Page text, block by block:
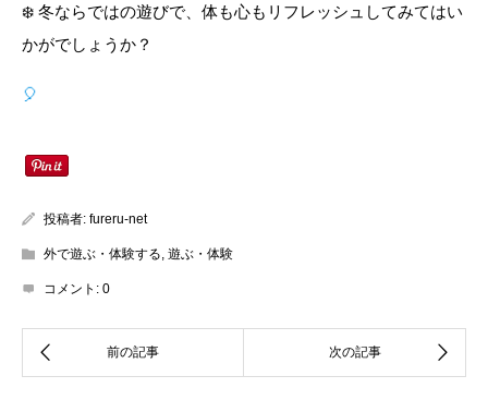
❄️ 冬ならではの遊びで、体も心もリフレッシュしてみてはい
かがでしょうか？
🎈
投稿者: fureru-net
外で遊ぶ・体験する, 遊ぶ・体験
コメント: 0